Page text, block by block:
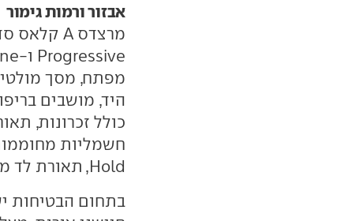
אבזור ורמות גימור
היד, מושבים
כולל זכרונות,
Hold, תאורת לד מלאה וחישוקים קלים בגודל 16 אינץ'.